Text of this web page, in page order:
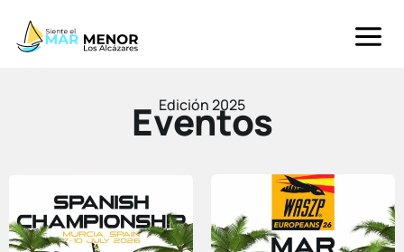
Edición 2025
Eventos